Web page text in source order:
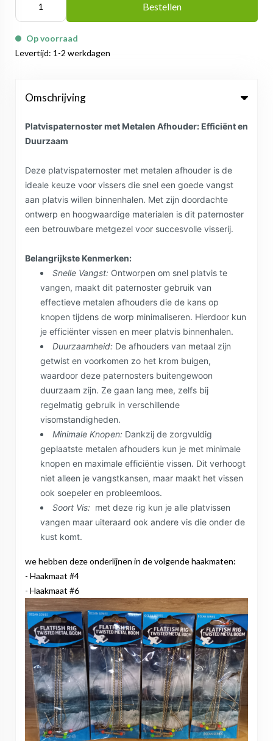
Bestellen
Op voorraad
Levertijd: 1-2 werkdagen
Omschrijving
Platvispaternoster met Metalen Afhouder: Efficiënt en
Duurzaam
Deze platvispaternoster met metalen afhouder is de
ideale keuze voor vissers die snel een goede vangst
aan platvis willen binnenhalen. Met zijn doordachte
ontwerp en hoogwaardige materialen is dit paternoster
een betrouwbare metgezel voor succesvolle visserij.
Belangrijkste Kenmerken:
Snelle Vangst: Ontworpen om snel platvis te
vangen, maakt dit paternoster gebruik van
effectieve metalen afhouders die de kans op
knopen tijdens de worp minimaliseren. Hierdoor kun
je efficiënter vissen en meer platvis binnenhalen.
Duurzaamheid: De afhouders van metaal zijn
getwist en voorkomen zo het krom buigen,
waardoor deze paternosters buitengewoon
duurzaam zijn. Ze gaan lang mee, zelfs bij
regelmatig gebruik in verschillende
visomstandigheden.
Minimale Knopen: Dankzij de zorgvuldig
geplaatste metalen afhouders kun je met minimale
knopen en maximale efficiëntie vissen. Dit verhoogt
niet alleen je vangstkansen, maar maakt het vissen
ook soepeler en probleemloos.
Soort Vis: met deze rig kun je alle platvissen
vangen maar uiteraard ook andere vis die onder de
kust komt.
we hebben deze onderlijnen in de volgende haakmaten:
- Haakmaat #4
- Haakmaat #6